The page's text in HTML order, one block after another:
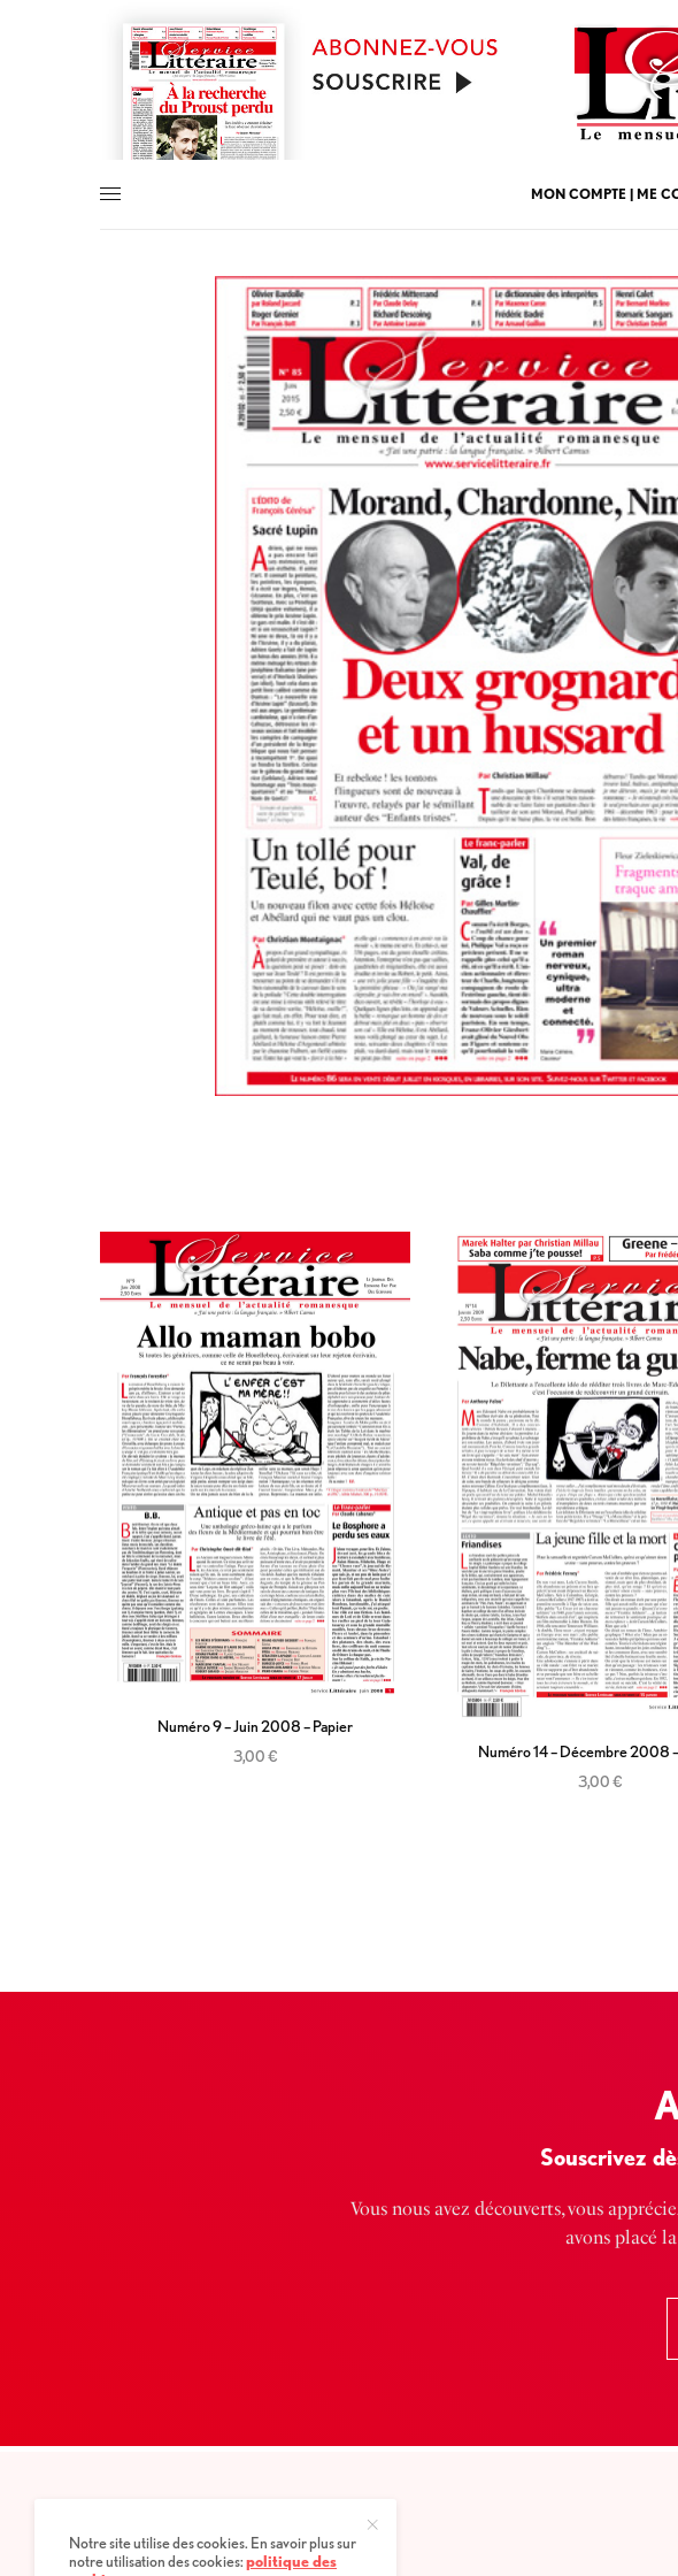
MON COMPTE | ME
Numéro 9 – Juin 2008 – Papier
3,00€
Numéro 14 – Décembre 2008
3,00€
Souscrivez
Vous nous avez découverts, vous
avons placé
Notre site utilise des cookies. En savoir plus sur
notre utilisation des cookies:politique des